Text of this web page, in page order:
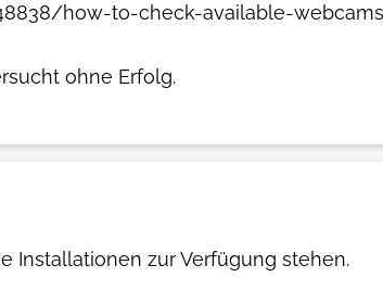
how-to-check-available-
ohne Erfolg.
Installationen zur Verfügung stehen.